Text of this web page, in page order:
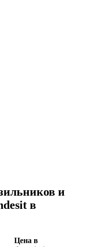
и
в
Цена в